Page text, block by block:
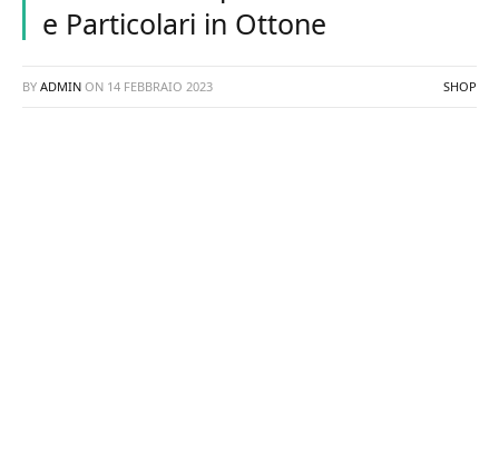
e Particolari in Ottone
BY ADMIN ON 14 FEBBRAIO 2023 SHOP